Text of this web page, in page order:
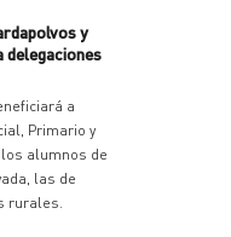
y
delegaciones
a
Primario y
alumnos de
las de
rurales.